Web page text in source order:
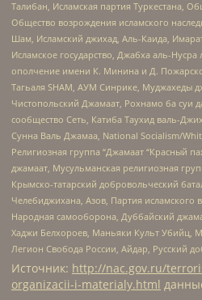
Талибан, Исламская партия Туркестана,
Общество возрождения исламского
Шам, Исламский джихад, Аль-Каида,
Исламское государство, Джабха аль-
ополчение имени К. Минина и Д.
Тагьаля SHAM, АУМ Синрике, Муджахеды
Чистопольский Джамаат, Рохнамо ба суи
сообщество Сеть, Катиба Таухид валь-
Сунна Валь Джамаа, National Socialism/
Религиозная группа “Джамаат “Красный
джамаат, Мусульманская религиозная
Крымско-татарский добровольческий
Челебиджихана, Азов, Партия исламского
Народная самооборона, Дуббайский
Хаджи Белхороев, Маньяки Культ Убийц,
Легион Свобода России, Айдар, Русский
Источник: http://nac.gov.ru/
organizacii-i-materialy.html